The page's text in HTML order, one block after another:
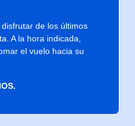
de los últimos
A la hora indicada,
el vuelo hacia su